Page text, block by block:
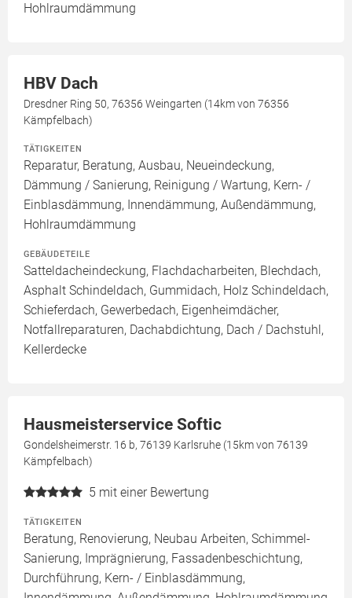
Hohlraumdämmung
HBV Dach
Dresdner Ring 50, 76356 Weingarten (14km von 76356
Kämpfelbach)
TÄTIGKEITEN
Reparatur, Beratung, Ausbau, Neueindeckung,
Dämmung / Sanierung, Reinigung / Wartung, Kern- /
Einblasdämmung, Innendämmung, Außendämmung,
Hohlraumdämmung
GEBÄUDETEILE
Satteldacheindeckung, Flachdacharbeiten, Blechdach,
Asphalt Schindeldach, Gummidach, Holz Schindeldach,
Schieferdach, Gewerbedach, Eigenheimdächer,
Notfallreparaturen, Dachabdichtung, Dach / Dachstuhl,
Kellerdecke
Hausmeisterservice Softic
Gondelsheimerstr. 16 b, 76139 Karlsruhe (15km von 76139
Kämpfelbach)
5 mit einer Bewertung
TÄTIGKEITEN
Beratung, Renovierung, Neubau Arbeiten, Schimmel-
Sanierung, Imprägnierung, Fassadenbeschichtung,
Durchführung, Kern- / Einblasdämmung,